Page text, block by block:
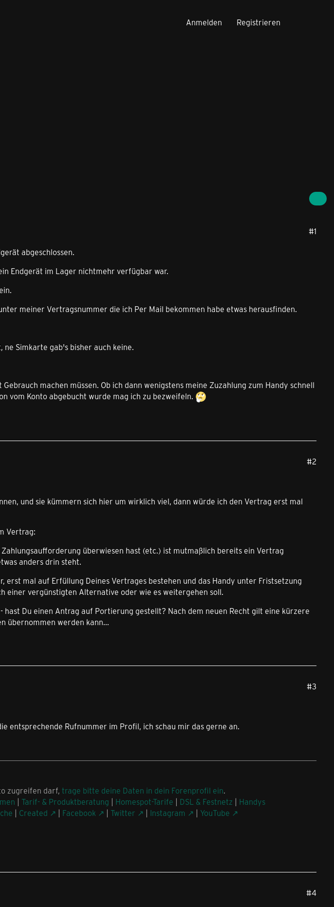
Anmelden Registrieren
#1
abgeschlossen.
Endgerät im Lager nichtmehr verfügbar war.
meiner Vertragsnummer die ich Per Mail bekommen habe etwas herausfinden.
ne Simkarte gab's bisher auch keine.
machen müssen. Ob ich dann wenigstens meine Zuzahlung zum Handy schnell
vom Konto abgebucht wurde mag ich zu bezweifeln.
#2
und sie kümmern sich hier um wirklich viel, dann würde ich den Vertrag erst mal
Vertrag:
überwiesen hast (etc.) ist mutmaßlich bereits ein Vertrag
anders drin steht.
erst mal auf Erfüllung Deines Vertrages bestehen und das Handy unter Fristsetzung
einer vergünstigten Alternative oder wie es weitergehen soll.
hast Du einen Antrag auf Portierung gestellt? Nach dem neuen Recht gilt eine kürzere
übernommen werden kann...
#3
entsprechende Rufnummer im Profil, ich schau mir das gerne an.
zugreifen darf, trage bitte deine Daten in dein Forenprofil ein.
| Tarif- & Produktberatung | Homespot-Tarife | DSL & Festnetz | Handys
| Created | Facebook | Twitter | Instagram | YouTube
#4